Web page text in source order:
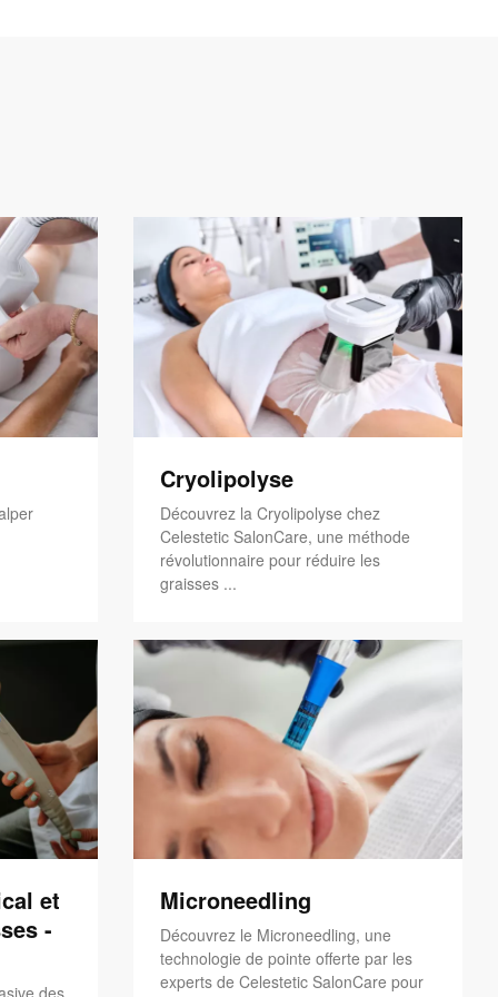
Cryolipolyse
Découvrez la Cryolipolyse chez
Celestetic SalonCare, une méthode
révolutionnaire pour réduire les
graisses ...
et
-
Microneedling
Découvrez le Microneedling, une
technologie de pointe offerte par les
experts de Celestetic SalonCare pour